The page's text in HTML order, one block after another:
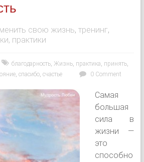
свою жизнь, тренинг,
практики
благодарность, Жизнь, практика, принять,
, спасибо, счастье 0 Comment
Самая
большая
сила в
жизни —
это
способно